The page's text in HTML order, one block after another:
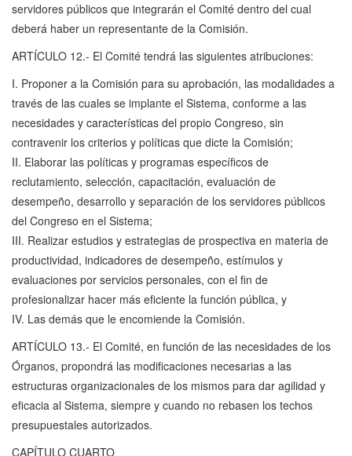
servidores públicos que integrarán el Comité dentro del cual
deberá haber un representante de la Comisión.
ARTÍCULO 12.- El Comité tendrá las siguientes atribuciones:
I. Proponer a la Comisión para su aprobación, las modalidades a
través de las cuales se implante el Sistema, conforme a las
necesidades y características del propio Congreso, sin
contravenir los criterios y políticas que dicte la Comisión;
II. Elaborar las políticas y programas específicos de
reclutamiento, selección, capacitación, evaluación de
desempeño, desarrollo y separación de los servidores públicos
del Congreso en el Sistema;
III. Realizar estudios y estrategias de prospectiva en materia de
productividad, indicadores de desempeño, estímulos y
evaluaciones por servicios personales, con el fin de
profesionalizar hacer más eficiente la función pública, y
IV. Las demás que le encomiende la Comisión.
ARTÍCULO 13.- El Comité, en función de las necesidades de los
Órganos, propondrá las modificaciones necesarias a las
estructuras organizacionales de los mismos para dar agilidad y
eficacia al Sistema, siempre y cuando no rebasen los techos
presupuestales autorizados.
CAPÍTULO CUARTO